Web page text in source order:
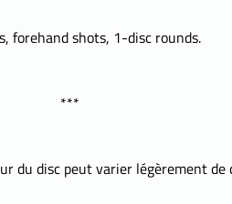
forehand shots, 1-disc rounds.
***
du disc peut varier légèrement de